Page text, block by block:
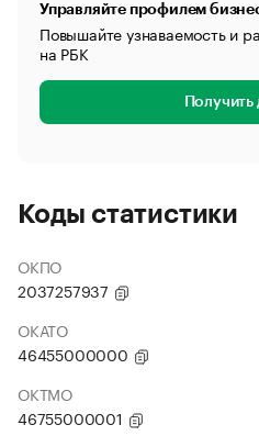
Управляйте профилем
Повышайте узнаваемость и
на РБК
Получить
Коды статистики
ОКПО
2037257937
ОКАТО
46455000000
ОКТМО
46755000001